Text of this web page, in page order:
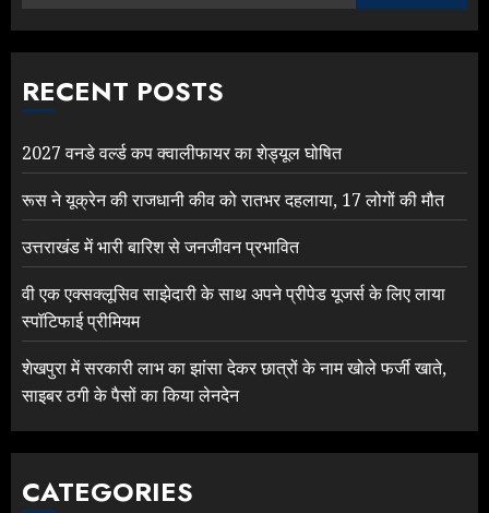
RECENT POSTS
2027 वनडे वर्ल्ड कप क्वालीफायर का शेड्यूल घोषित
रूस ने यूक्रेन की राजधानी कीव को रातभर दहलाया, 17 लोगों की मौत
उत्तराखंड में भारी बारिश से जनजीवन प्रभावित
वी एक एक्सक्लूसिव साझेदारी के साथ अपने प्रीपेड यूजर्स के लिए लाया
स्पॉटिफाई प्रीमियम
शेखपुरा में सरकारी लाभ का झांसा देकर छात्रों के नाम खोले फर्जी खाते,
साइबर ठगी के पैसों का किया लेनदेन
CATEGORIES